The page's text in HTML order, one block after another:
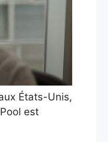
États-Unis,
est